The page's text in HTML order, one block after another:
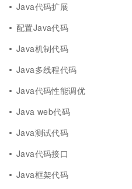
Java代码扩展
配置Java代码
Java机制代码
Java多线程代码
Java代码性能调优
Java web代码
Java测试代码
Java代码接口
Java框架代码